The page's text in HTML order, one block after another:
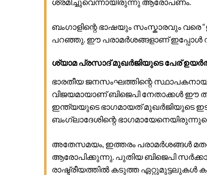
ബംഗാളിന്റെ ഭാഷയും സംസ്കാരവും വരെ
പറഞ്ഞു. ഈ പരാമർശങ്ങളാണ് ഇപ്പോൾ
ശ്യാമ പ്രസാദ് മുഖർജിയുടെ പേര്
ഭാരതീയ ജനസംഘത്തിന്റെ
വിജയമായാണ് ബിജെപി നേതാക്കൾ ഈ
ഇന്ത്യയുടെ ഭാഗമായത് മുഖർജിയുടെ
ബംഗ്ലാദേശിന്റെ
അതേസമയം, ഇത്തരം പരാമർശങ്ങൾ
ആരോപിക്കുന്നു. പുതിയ ബിജെപി
രാഷ്ട്രീയത്തിൽ കടുത്ത